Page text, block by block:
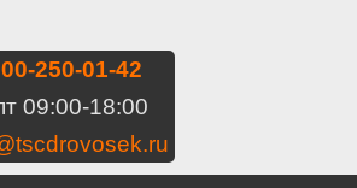
250-01-42
09:00-18:00